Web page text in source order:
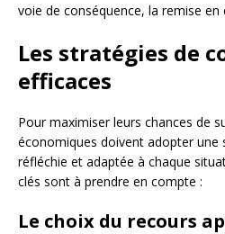
voie de conséquence, la remise
Les stratégies de
efficaces
Pour maximiser leurs chances de
économiques doivent adopter
réfléchie et adaptée à chaque
clés sont à prendre en compte :
Le choix du recours